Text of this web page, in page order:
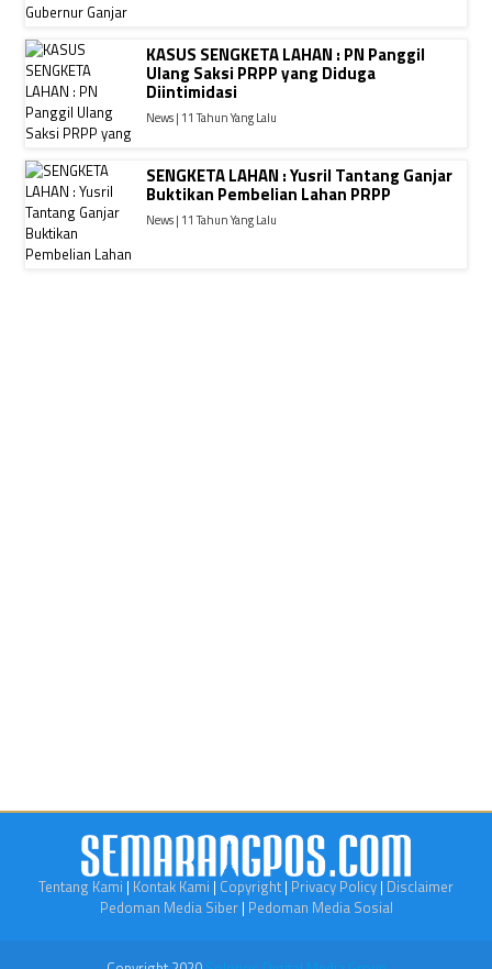
KASUS SENGKETA LAHAN : PN Panggil
Ulang Saksi PRPP yang Diduga
Diintimidasi
News | 11 Tahun Yang Lalu
SENGKETA LAHAN : Yusril Tantang Ganjar
Buktikan Pembelian Lahan PRPP
News | 11 Tahun Yang Lalu
Tentang Kami | Kontak Kami | Copyright | Privacy Policy | Disclaimer
Pedoman Media Siber| Pedoman Media Sosial